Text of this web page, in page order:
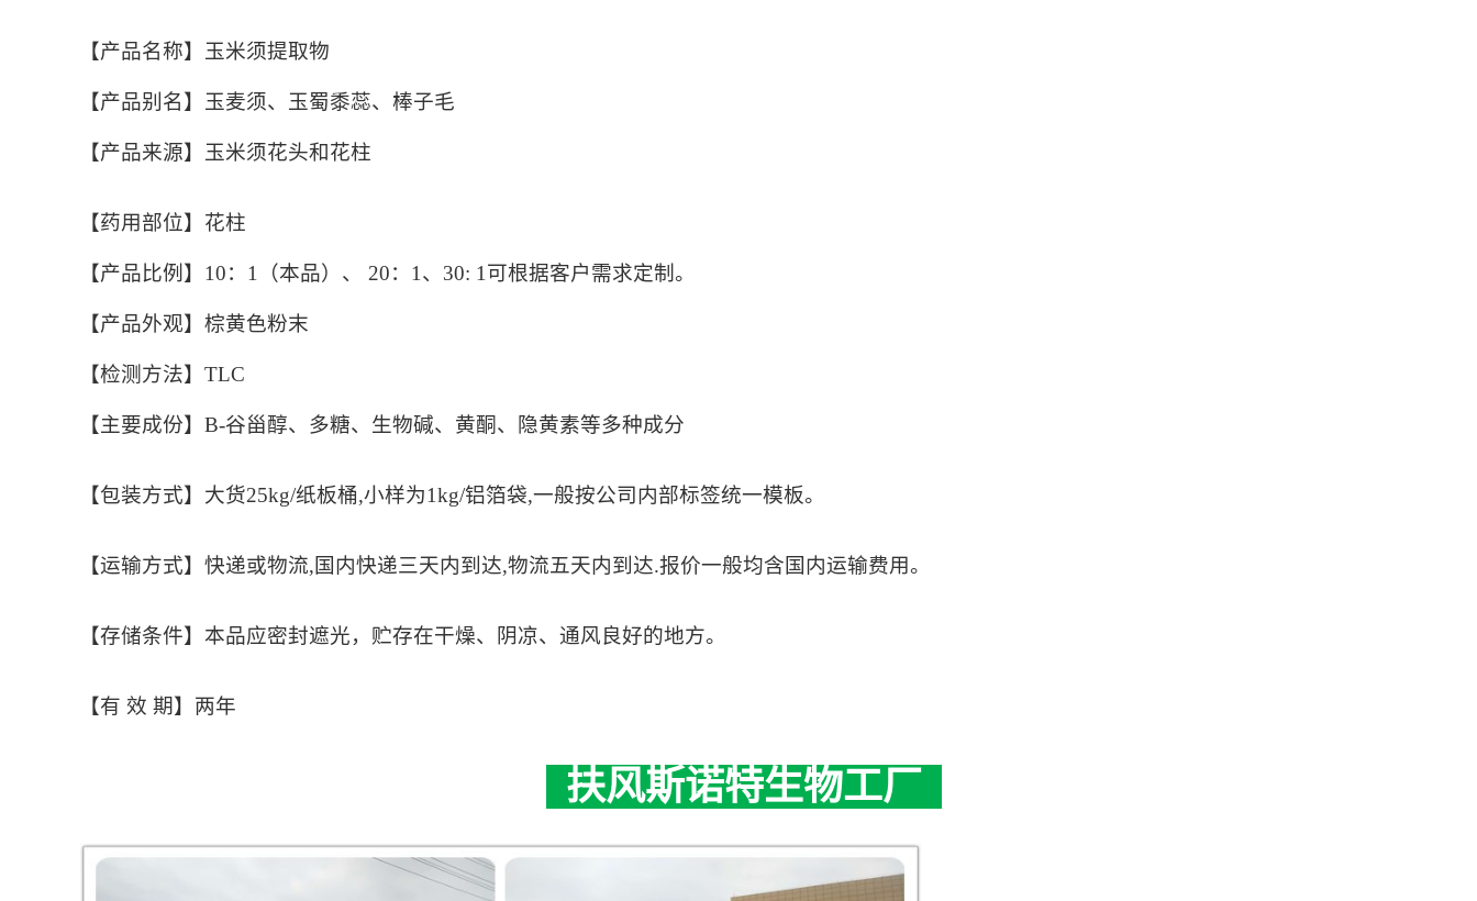
【产品名称】玉米须提取物
【产品别名】玉麦须、玉蜀黍蕊、棒子毛
【产品来源】玉米须花头和花柱
【药用部位】花柱
【产品比例】10：1（本品）、 20：1、30: 1可根据客户需求定制。
【产品外观】棕黄色粉末
【检测方法】TLC
【主要成份】B-谷甾醇、多糖、生物碱、黄酮、隐黄素等多种成分
【包装方式】大货25kg/纸板桶,小样为1kg/铝箔袋,一般按公司内部标签统一模板。
【运输方式】快递或物流,国内快递三天内到达,物流五天内到达.报价一般均含国内运输费用。
【存储条件】本品应密封遮光，贮存在干燥、阴凉、通风良好的地方。
【有 效 期】两年
扶风斯诺特生物工厂